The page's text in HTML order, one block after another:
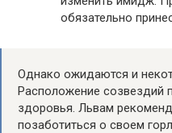
обязательно
Однако ожидаются и
Расположение созвездий
здоровья. Львам
позаботиться о своем